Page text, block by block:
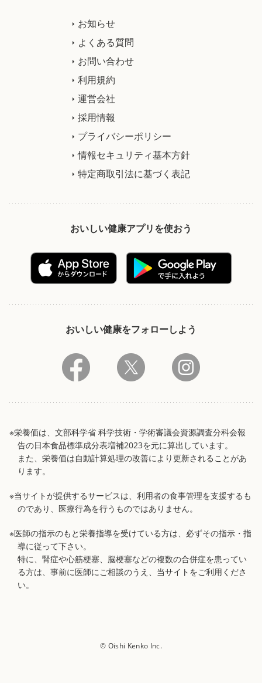
お知らせ
よくある質問
お問い合わせ
利用規約
運営会社
採用情報
プライバシーポリシー
情報セキュリティ基本方針
特定商取引法に基づく表記
おいしい健康アプリを使おう
おいしい健康をフォローしよう
※栄養価は、文部科学省 科学技術・学術審議会資源調査分科会報
告の日本食品標準成分表増補2023を元に算出しています。
また、栄養価は自動計算処理の改善により更新されることがあ
ります。
※当サイトが提供するサービスは、利用者の食事管理を支援するも
のであり、医療行為を行うものではありません。
※医師の指示のもと栄養指導を受けている方は、必ずその指示・指
導に従って下さい。
特に、腎症や心筋梗塞、脳梗塞などの複数の合併症を患ってい
る方は、事前に医師にご相談のうえ、当サイトをご利用くださ
い。
© Oishi Kenko Inc.